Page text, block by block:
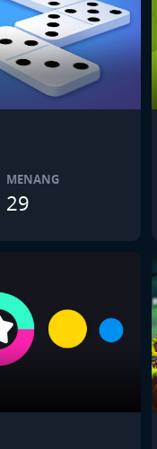
MENANG
29